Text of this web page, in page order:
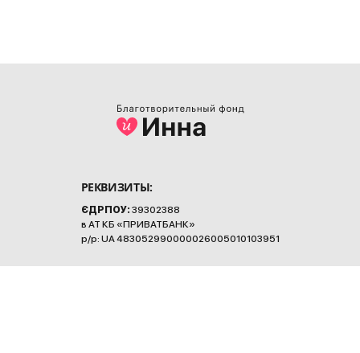
РЕКВИЗИТЫ:
ЄДРПОУ: 39302388
в АТ КБ «ПРИВАТБАНК»
р/р: UA 483052990000026005010103951